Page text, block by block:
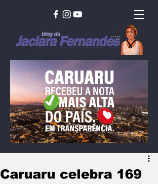
Caruaru celebra 169